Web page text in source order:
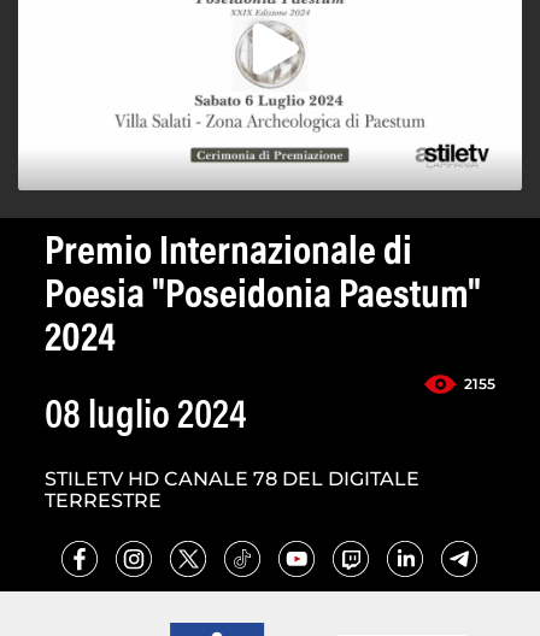
Premio Internazionale di
Poesia "Poseidonia Paestum"
2024
2155
08 luglio 2024
STILETV HD CANALE 78 DEL DIGITALE
TERRESTRE